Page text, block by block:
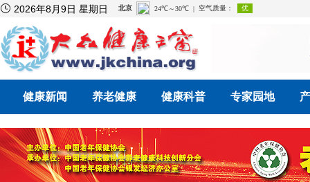
 2026年8月9日 星期日
健康新闻 养老健康 健康科普 专家园地